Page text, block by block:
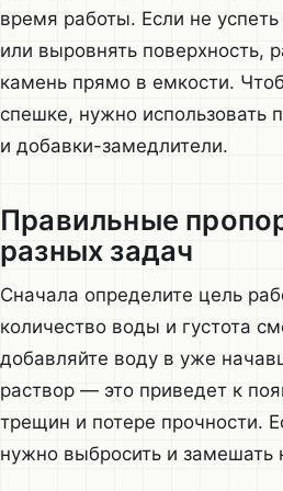
время работы. Если не успеть
или выровнять поверхность,
камень прямо в емкости.
спешке, нужно использовать
и добавки-замедлители.
Правильные
разных задач
Сначала определите цель
количество воды и густота
добавляйте воду в уже
раствор — это приведет к
трещин и потере прочности.
нужно выбросить и замешать